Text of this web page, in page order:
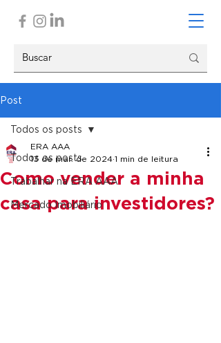
Post
Todos os posts
Trabalhar na ERA AAA
Mercado Imobiliário
Todos os posts
Como vender a minha
casa para investidores?
ERA AAA
13 de mar. de 2024 1 min de leitura